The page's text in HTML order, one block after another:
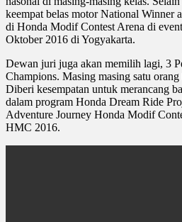
keempat belas motor National Winner
di Honda Modif Contest Arena di
Oktober 2016 di Yogyakarta.
Dewan juri juga akan memilih lagi, 3
Champions. Masing masing satu
Diberi kesempatan untuk merancang
dalam program Honda Dream Ride
Adventure Journey Honda Modif
HMC 2016.